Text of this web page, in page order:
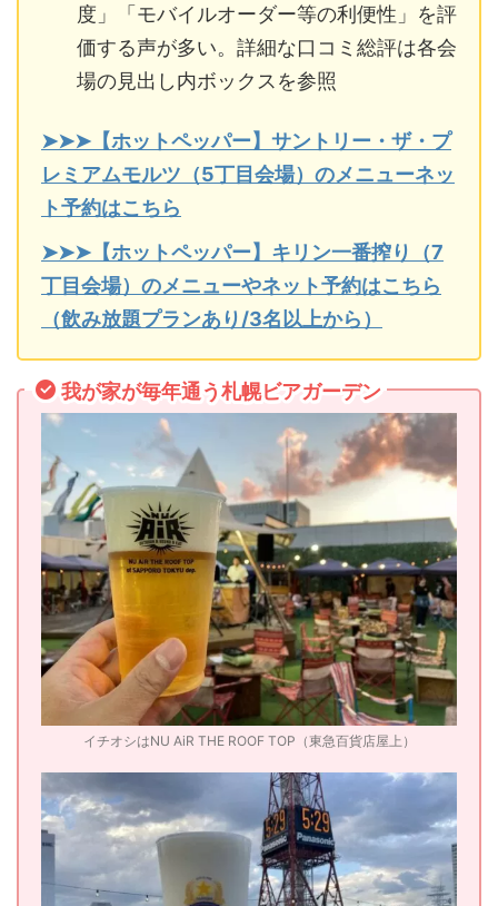
度」「モバイルオーダー等の利便性」を評
価する声が多い。詳細な口コミ総評は各会
場の見出し内ボックスを参照
➤➤➤【ホットペッパー】サントリー・ザ・プ
レミアムモルツ（5丁目会場）のメニューネッ
ト予約はこちら
➤➤➤【ホットペッパー】キリン一番搾り（7
丁目会場）のメニューやネット予約はこちら
（飲み放題プランあり/3名以上から）
我が家が毎年通う札幌ビアガーデン
イチオシはNU AiR THE ROOF TOP（東急百貨店屋上）